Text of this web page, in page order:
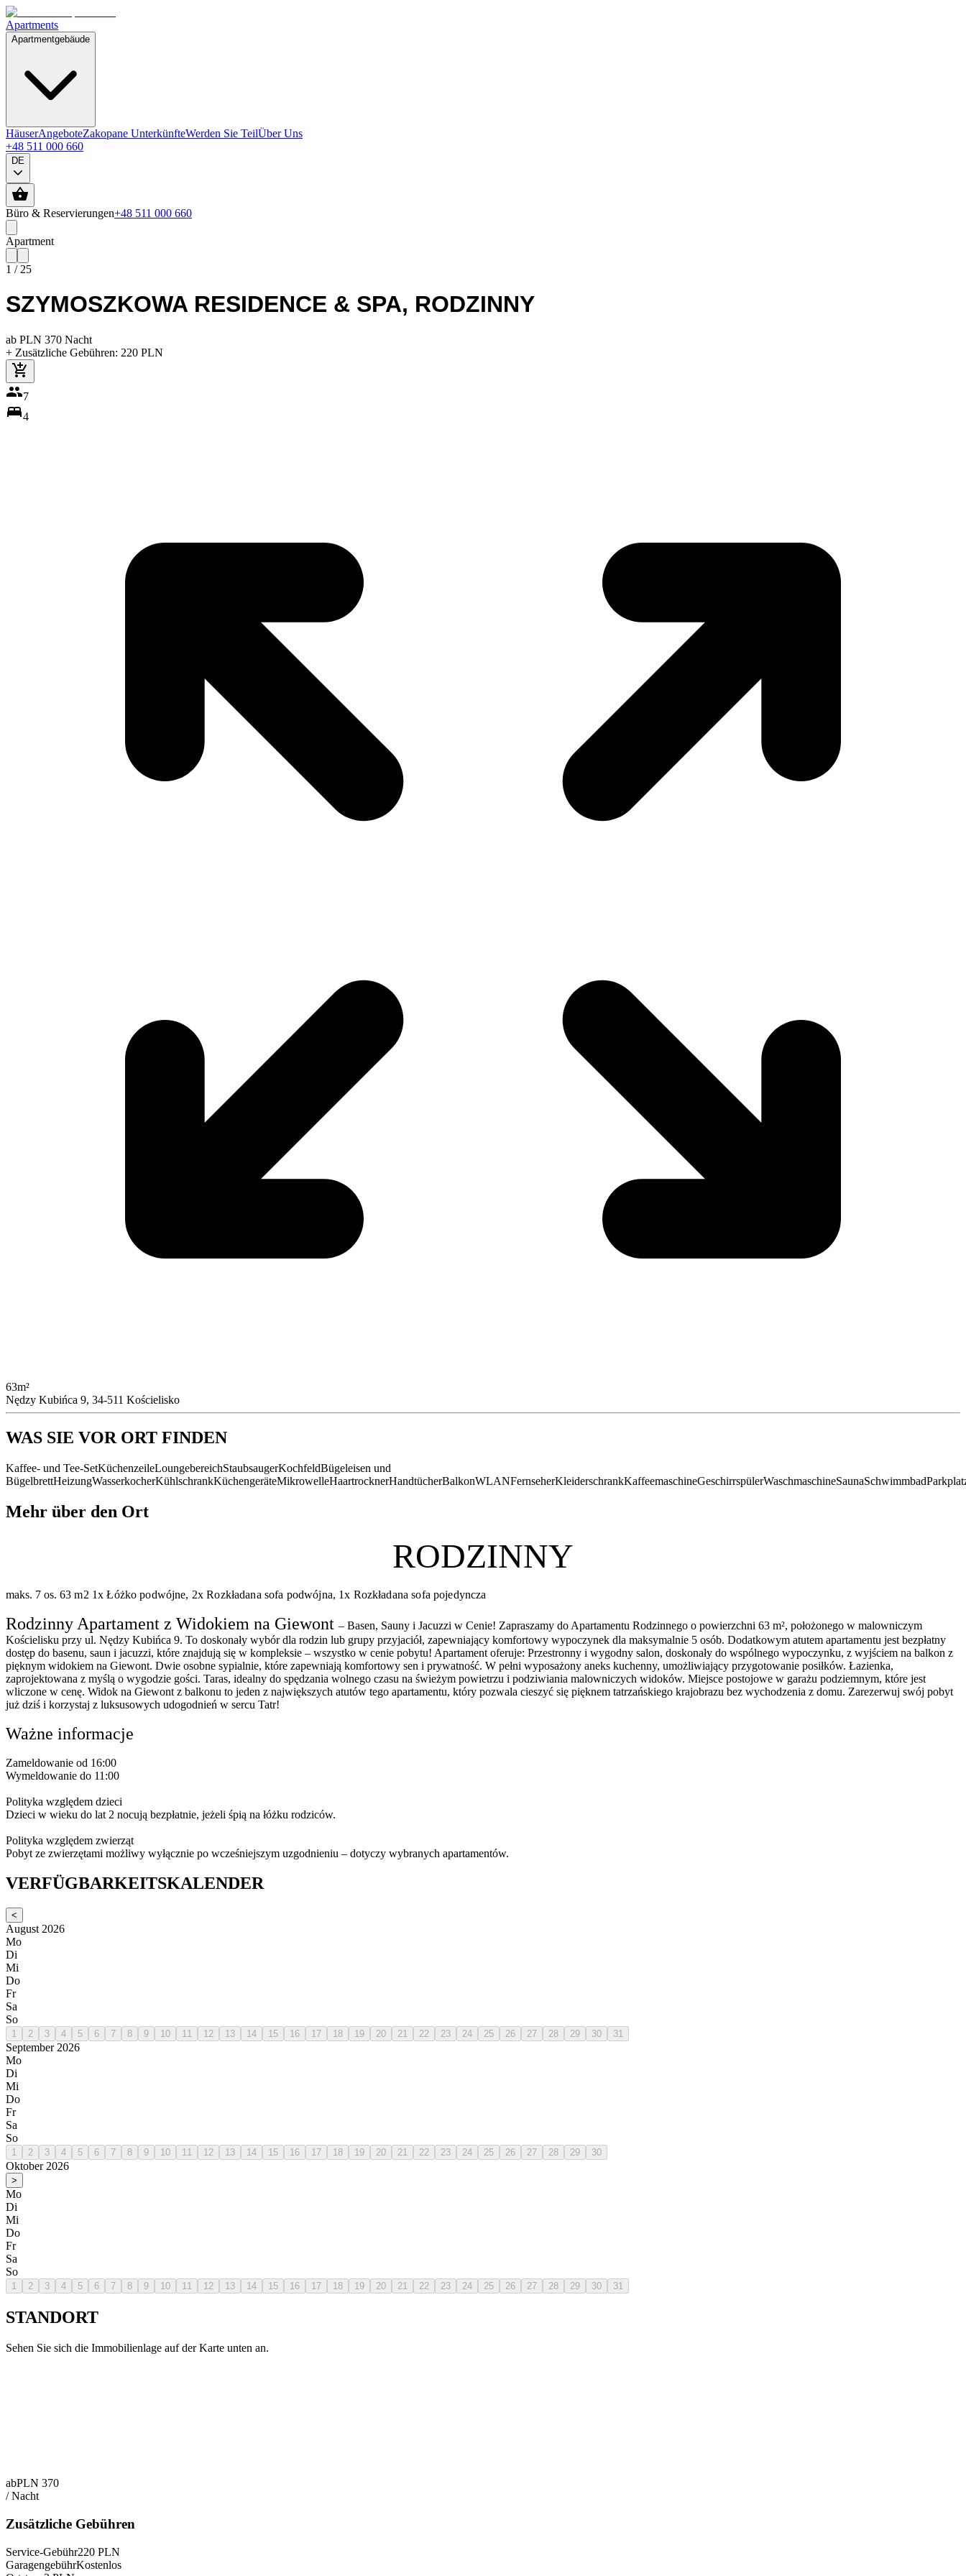
Apartments
Apartmentgebäude
HäuserAngeboteZakopane UnterkünfteWerden Sie TeilÜber Uns
+48 511 000 660
DE
Büro & Reservierungen+48 511 000 660
Apartment
1 / 25
SZYMOSZKOWA RESIDENCE & SPA, RODZINNY
ab PLN 370 Nacht
+ Zusätzliche Gebühren: 220 PLN
7
4
63m²
Nędzy Kubińca 9, 34-511 Kościelisko
WAS SIE VOR ORT FINDEN
Kaffee- und Tee-SetKüchenzeileLoungebereichStaubsaugerKochfeldBügeleisen und
BügelbrettHeizungWasserkocherKühlschrankKüchengeräteMikrowelleHaartrocknerHandtücherBalkonWLANFernseherKleiderschrankKaffeemaschineGeschirrspülerWaschmaschineSaunaSchwimmbad
Mehr über den Ort
RODZINNY
maks. 7 os. 63 m2 1x Łóżko podwójne, 2x Rozkładana sofa podwójna, 1x Rozkładana sofa pojedyncza
Rodzinny Apartament z Widokiem na Giewont – Basen, Sauny i Jacuzzi w Cenie! Zapraszamy do Apartamentu Rodzinnego o powierzchni 63 m², położonego w malowniczym
Kościelisku przy ul. Nędzy Kubińca 9. To doskonały wybór dla rodzin lub grupy przyjaciół, zapewniający komfortowy wypoczynek dla maksymalnie 5 osób. Dodatkowym atutem apartamentu jest bezpłatny
dostęp do basenu, saun i jacuzzi, które znajdują się w kompleksie – wszystko w cenie pobytu! Apartament oferuje: Przestronny i wygodny salon, doskonały do wspólnego wypoczynku, z wyjściem na balkon z
pięknym widokiem na Giewont. Dwie osobne sypialnie, które zapewniają komfortowy sen i prywatność. W pełni wyposażony aneks kuchenny, umożliwiający przygotowanie posiłków. Łazienka,
zaprojektowana z myślą o wygodzie gości. Taras, idealny do spędzania wolnego czasu na świeżym powietrzu i podziwiania malowniczych widoków. Miejsce postojowe w garażu podziemnym, które jest
wliczone w cenę. Widok na Giewont z balkonu to jeden z największych atutów tego apartamentu, który pozwala cieszyć się pięknem tatrzańskiego krajobrazu bez wychodzenia z domu. Zarezerwuj swój pobyt
już dziś i korzystaj z luksusowych udogodnień w sercu Tatr!
Ważne informacje
Zameldowanie od 16:00
Wymeldowanie do 11:00
Polityka względem dzieci
Dzieci w wieku do lat 2 nocują bezpłatnie, jeżeli śpią na łóżku rodziców.
Polityka względem zwierząt
Pobyt ze zwierzętami możliwy wyłącznie po wcześniejszym uzgodnieniu – dotyczy wybranych apartamentów.
VERFÜGBARKEITSKALENDER
<
August 2026
Mo
Di
Mi
Do
Fr
Sa
So
1 2 3 4 5 6 7 8 9 10 11 12 13 14 15 16 17 18 19 20 21 22 23 24 25 26 27 28 29 30 31
September 2026
Mo
Di
Mi
Do
Fr
Sa
So
1 2 3 4 5 6 7 8 9 10 11 12 13 14 15 16 17 18 19 20 21 22 23 24 25 26 27 28 29 30
Oktober 2026
>
Mo
Di
Mi
Do
Fr
Sa
So
1 2 3 4 5 6 7 8 9 10 11 12 13 14 15 16 17 18 19 20 21 22 23 24 25 26 27 28 29 30 31
STANDORT
Sehen Sie sich die Immobilienlage auf der Karte unten an.
abPLN 370
/Nacht
Zusätzliche Gebühren
Service-Gebühr220 PLN
GaragengebührKostenlos